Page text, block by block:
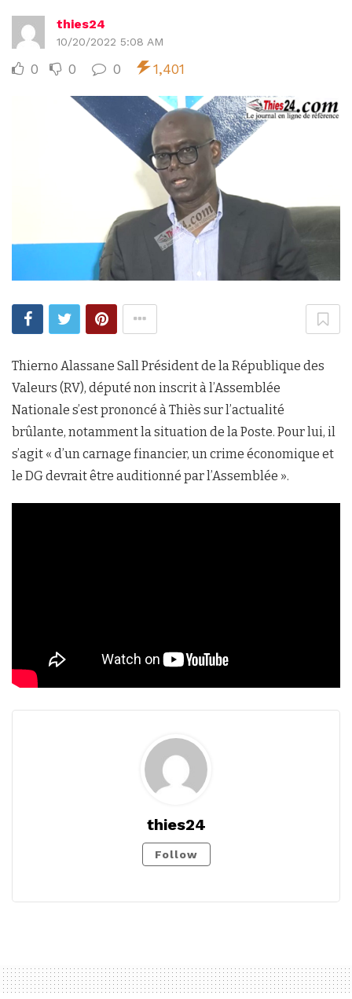
thies24
10/20/2022 5:08 AM
0 0 0 1,401
Thierno Alassane Sall Président de la République des
Valeurs (RV), député non inscrit à l’Assemblée
Nationale s’est prononcé à Thiès sur l’actualité
brûlante, notamment la situation de la Poste. Pour lui, il
s’agit « d’un carnage financier, un crime économique et
le DG devrait être auditionné par l’Assemblée ».
thies24
Follow